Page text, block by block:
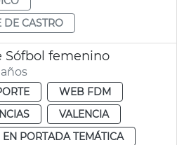
DE CASTRO
Sófbol femenino
WEB FDM
VALENCIA
EN PORTADA TEMÁTICA